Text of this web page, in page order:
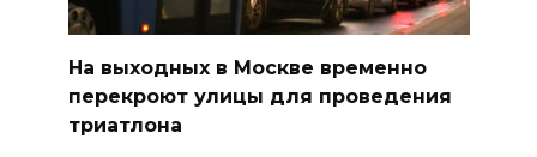
На выходных в Москве временно
перекроют улицы для проведения
триатлона